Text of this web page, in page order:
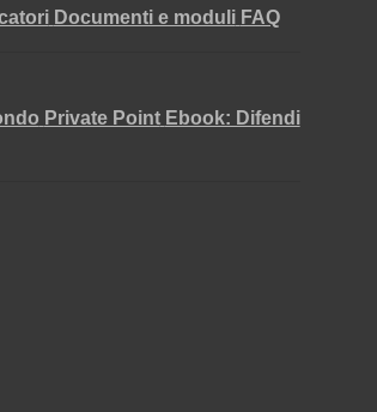
Documenti e moduli FAQ
Private Point Ebook: Difendi